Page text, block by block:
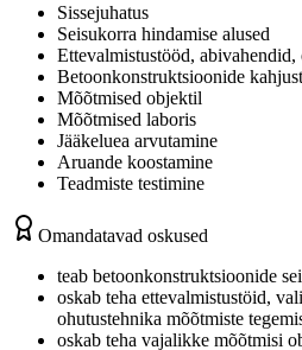
Sissejuhatus
Seisukorra hindamise alused
Ettevalmistustööd, abivahendid,
Betoonkonstruktsioonide
Mõõtmised objektil
Mõõtmised laboris
Jääkeluea arvutamine
Aruande koostamine
Teadmiste testimine
Omandatavad oskused
teab betoonkonstruktsioonide
oskab teha ettevalmistustöid,
ohutustehnika mõõtmiste
oskab teha vajalikke mõõtmisi